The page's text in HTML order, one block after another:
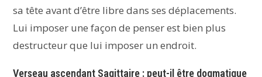
sa tête avant d’être libre dans ses déplacements.
Lui imposer une façon de penser est bien plus
destructeur que lui imposer un endroit.
Verseau ascendant Sagittaire : peut-il être dogmatique